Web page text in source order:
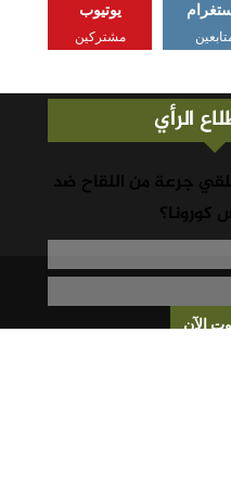
يوتيوب
مشتركين
الرأي
جرعة من اللقاح ضد
كورونا؟